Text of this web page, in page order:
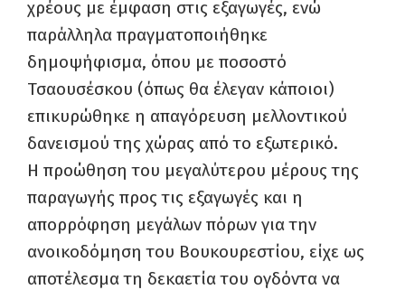
χρέους με έμφαση στις εξαγωγές, ενώ
παράλληλα πραγματοποιήθηκε
δημοψήφισμα, όπου με ποσοστό
Τσαουσέσκου (όπως θα έλεγαν κάποιοι)
επικυρώθηκε η απαγόρευση μελλοντικού
δανεισμού της χώρας από το εξωτερικό.
Η προώθηση του μεγαλύτερου μέρους της
παραγωγής προς τις εξαγωγές και η
απορρόφηση μεγάλων πόρων για την
ανοικοδόμηση του Βουκουρεστίου, είχε ως
αποτέλεσμα τη δεκαετία του ογδόντα να